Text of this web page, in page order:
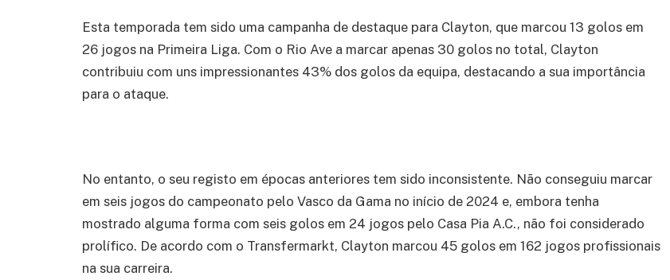
Esta temporada tem sido uma campanha de destaque para Clayton, que marcou 13 golos em
26 jogos na Primeira Liga. Com o Rio Ave a marcar apenas 30 golos no total, Clayton
contribuiu com uns impressionantes 43% dos golos da equipa, destacando a sua importância
para o ataque.
No entanto, o seu registo em épocas anteriores tem sido inconsistente. Não conseguiu marcar
em seis jogos do campeonato pelo Vasco da Gama no início de 2024 e, embora tenha
mostrado alguma forma com seis golos em 24 jogos pelo Casa Pia A.C., não foi considerado
prolífico. De acordo com o Transfermarkt, Clayton marcou 45 golos em 162 jogos profissionais
na sua carreira.